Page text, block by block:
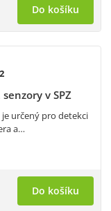
Do košíku
v SPZ
určený pro detekci
a…
Do košíku